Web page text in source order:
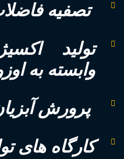
تصفیه
تولید
وابسته به
پرورش
کارگاه های